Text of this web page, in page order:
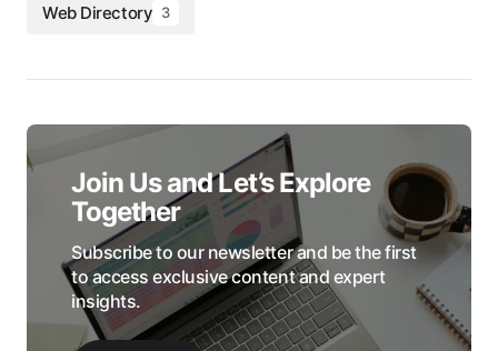
Web Directory 3
Join Us and Let’s Explore
Together
Subscribe to our newsletter and be the first
to access exclusive content and expert
insights.